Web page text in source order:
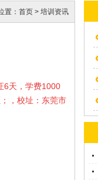
置： 首页 > 培训资讯
6天，学费1000
，校址：东莞市